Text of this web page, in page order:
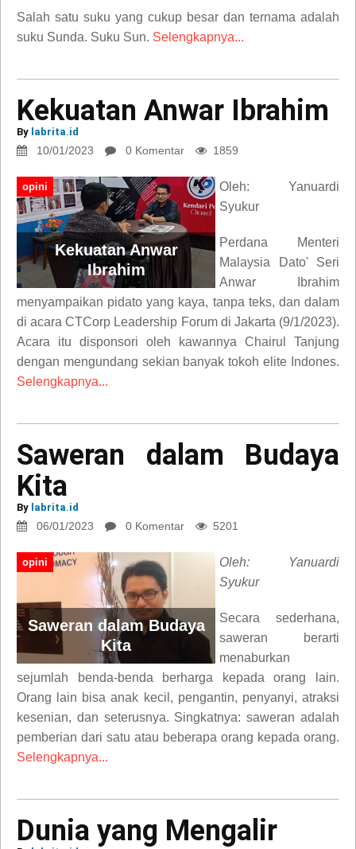
Salah satu suku yang cukup besar dan ternama adalah
suku Sunda. Suku Sun. Selengkapnya...
Kekuatan Anwar Ibrahim
By labrita.id
10/01/2023 0 Komentar 1859
opini
Kekuatan Anwar
Ibrahim
Oleh: Yanuardi
Syukur
Perdana Menteri
Malaysia Dato' Seri
Anwar Ibrahim
menyampaikan pidato yang kaya, tanpa teks, dan dalam
di acara CTCorp Leadership Forum di Jakarta (9/1/2023).
Acara itu disponsori oleh kawannya Chairul Tanjung
dengan mengundang sekian banyak tokoh elite Indones.
Selengkapnya...
Saweran dalam Budaya
Kita
By labrita.id
06/01/2023 0 Komentar 5201
opini
Saweran dalam Budaya
Kita
Oleh: Yanuardi
Syukur
Secara sederhana,
saweran berarti
menaburkan
sejumlah benda-benda berharga kepada orang lain.
Orang lain bisa anak kecil, pengantin, penyanyi, atraksi
kesenian, dan seterusnya. Singkatnya: saweran adalah
pemberian dari satu atau beberapa orang kepada orang.
Selengkapnya...
Dunia yang Mengalir